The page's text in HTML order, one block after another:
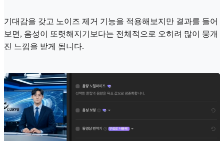
기대감을 갖고 노이즈 제거 기능을 적용해보지만 결과를 들어
보면, 음성이 또렷해지기보다는 전체적으로 오히려 많이 뭉개
진 느낌을 받게 됩니다.